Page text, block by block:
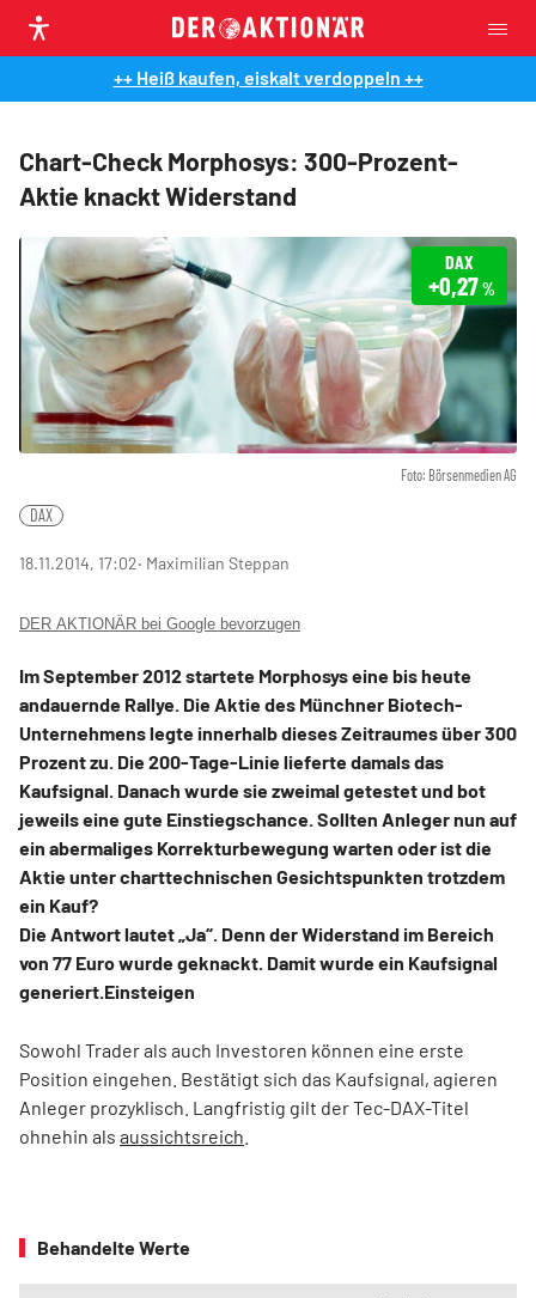
++ Heiß kaufen, eiskalt verdoppeln ++
Chart-Check Morphosys: 300-Prozent-
Aktie knackt Widerstand
Foto: Börsenmedien AG
DAX
+0,27%
DAX
18.11.2014, 17:02‧ Maximilian Steppan
DER AKTIONÄR bei Google bevorzugen
Im September 2012 startete Morphosys eine bis heute
andauernde Rallye. Die Aktie des Münchner Biotech-
Unternehmens legte innerhalb dieses Zeitraumes über 300
Prozent zu. Die 200-Tage-Linie lieferte damals das
Kaufsignal. Danach wurde sie zweimal getestet und bot
jeweils eine gute Einstiegschance. Sollten Anleger nun auf
ein abermaliges Korrekturbewegung warten oder ist die
Aktie unter charttechnischen Gesichtspunkten trotzdem
ein Kauf?
Die Antwort lautet „Ja“. Denn der Widerstand im Bereich
von 77 Euro wurde geknackt. Damit wurde ein Kaufsignal
generiert. Einsteigen
Sowohl Trader als auch Investoren können eine erste
Position eingehen. Bestätigt sich das Kaufsignal, agieren
Anleger prozyklisch. Langfristig gilt der Tec-DAX-Titel
ohnehin als aussichtsreich
Behandelte Werte